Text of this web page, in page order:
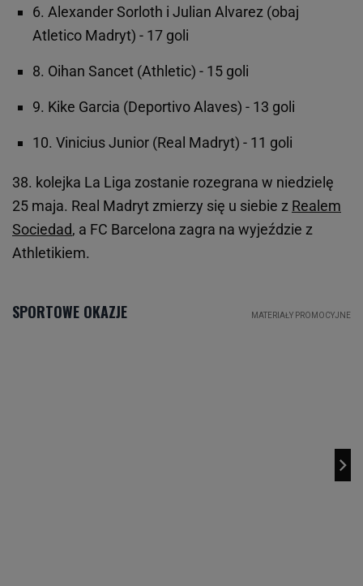
6. Alexander Sorloth i Julian Alvarez (obaj
Atletico Madryt) - 17 goli
8. Oihan Sancet (Athletic) - 15 goli
9. Kike Garcia (Deportivo Alaves) - 13 goli
10. Vinicius Junior (Real Madryt) - 11 goli
38. kolejka La Liga zostanie rozegrana w niedzielę
25 maja. Real Madryt zmierzy się u siebie z Realem
Sociedad, a FC Barcelona zagra na wyjeździe z
Athletikiem.